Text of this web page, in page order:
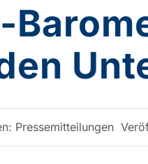
Pressemitteilungen